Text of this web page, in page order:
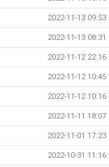
2022-11-13 09:53
2022-11-13 08:31
2022-11-12 22:16
2022-11-12 10:45
2022-11-12 10:16
2022-11-11 18:07
2022-11-01 17:23
2022-10-31 11:16